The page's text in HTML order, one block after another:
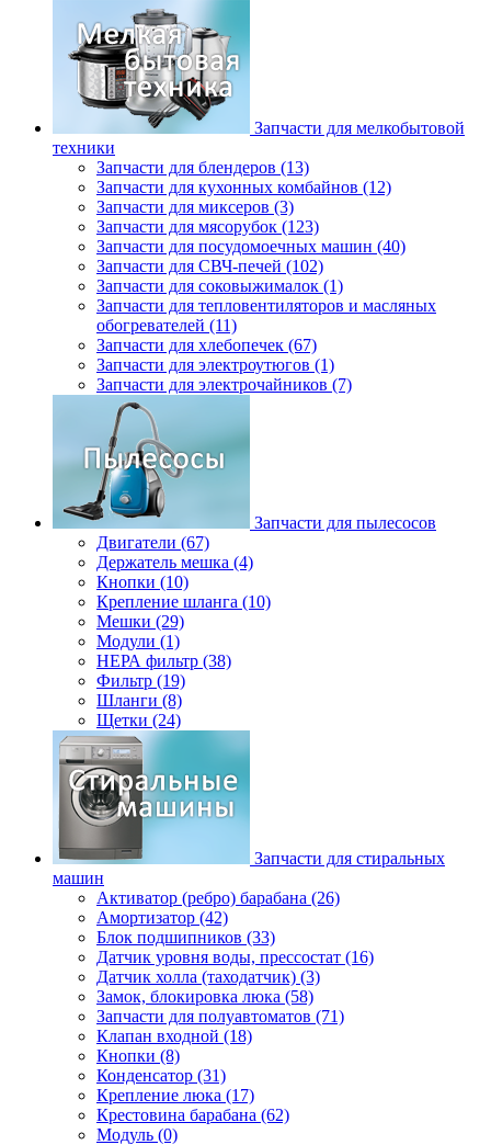
Запчасти для мелкобытовой
техники
Запчасти для блендеров (13)
Запчасти для кухонных комбайнов (12)
Запчасти для миксеров (3)
Запчасти для мясорубок (123)
Запчасти для посудомоечных машин (40)
Запчасти для СВЧ-печей (102)
Запчасти для соковыжималок (1)
Запчасти для тепловентиляторов и масляных
обогревателей (11)
Запчасти для хлебопечек (67)
Запчасти для электроутюгов (1)
Запчасти для электрочайников (7)
Запчасти для пылесосов
Двигатели (67)
Держатель мешка (4)
Кнопки (10)
Крепление шланга (10)
Мешки (29)
Модули (1)
НЕРА фильтр (38)
Фильтр (19)
Шланги (8)
Щетки (24)
Запчасти для стиральных
машин
Активатор (ребро) барабана (26)
Амортизатор (42)
Блок подшипников (33)
Датчик уровня воды, прессостат (16)
Датчик холла (таходатчик) (3)
Замок, блокировка люка (58)
Запчасти для полуавтоматов (71)
Клапан входной (18)
Кнопки (8)
Конденсатор (31)
Крепление люка (17)
Крестовина барабана (62)
Модуль (0)